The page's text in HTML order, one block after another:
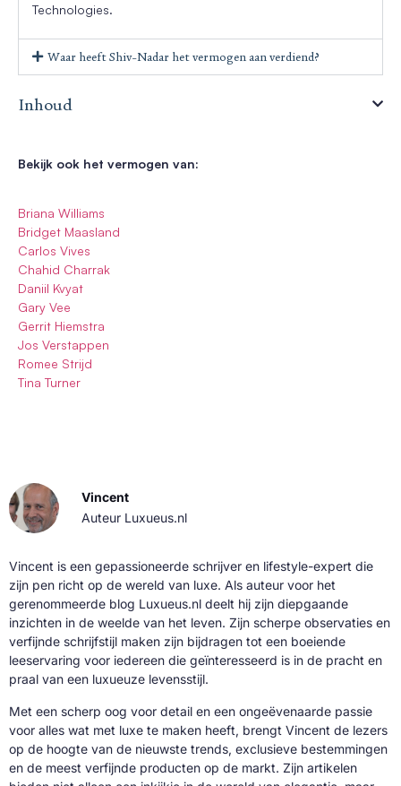
Technologies.
Waar heeft Shiv-Nadar het vermogen aan verdiend?
Inhoud
Bekijk ook het vermogen van:
Briana Williams
Bridget Maasland
Carlos Vives
Chahid Charrak
Daniil Kvyat
Gary Vee
Gerrit Hiemstra
Jos Verstappen
Romee Strijd
Tina Turner
Vincent
Auteur Luxueus.nl
Vincent is een gepassioneerde schrijver en lifestyle-expert die
zijn pen richt op de wereld van luxe. Als auteur voor het
gerenommeerde blog Luxueus.nl deelt hij zijn diepgaande
inzichten in de weelde van het leven. Zijn scherpe observaties en
verfijnde schrijfstijl maken zijn bijdragen tot een boeiende
leeservaring voor iedereen die geïnteresseerd is in de pracht en
praal van een luxueuze levensstijl.
Met een scherp oog voor detail en een ongeëvenaarde passie
voor alles wat met luxe te maken heeft, brengt Vincent de lezers
op de hoogte van de nieuwste trends, exclusieve bestemmingen
en de meest verfijnde producten op de markt. Zijn artikelen